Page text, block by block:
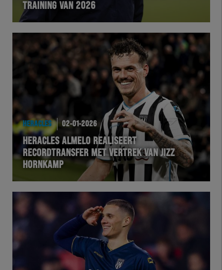
VOLHER
Natuurgras
Wedstrijd
Heracles
BusinessClub
Herakids
Team Zwart Wit
TRAINING VAN 2026
HERACLES 02-01-2026
HERACLES ALMELO REALISEERT
RECORDTRANSFER MET VERTREK VAN JIZZ
HORNKAMP